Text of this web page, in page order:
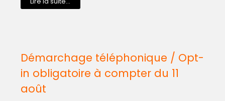
Démarchage téléphonique / Opt-
in obligatoire à compter du 11
août